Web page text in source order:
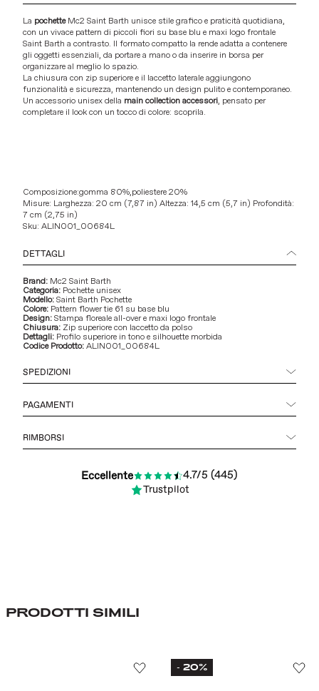
La pochetteMc2 Saint Barth unisce stile grafico e praticità quotidiana,
con un vivace pattern di piccoli fiori su base blu e maxi logo frontale
Saint Barth a contrasto. Il formato compatto la rende adatta a contenere
gli oggetti essenziali, da portare a mano o da inserire in borsa per
organizzare al meglio lo spazio.
La chiusura con zip superiore e il laccetto laterale aggiungono
funzionalità e sicurezza, mantenendo un design pulito e contemporaneo.
Un accessorio unisex della main collection accessori, pensato per
completare il look con un tocco di colore: scoprila.
Composizione:gomma 80%,poliestere 20%
Misure: Larghezza: 20 cm (7,87 in) Altezza: 14,5 cm (5,7 in) Profondità:
7 cm (2,75 in)
Sku: ALIN001_00684L
DETTAGLI
Brand: Mc2 Saint Barth
Categoria: Pochette unisex
Modello: Saint Barth Pochette
Colore: Pattern flower tie 61 su base blu
Design: Stampa floreale all-over e maxi logo frontale
Chiusura: Zip superiore con laccetto da polso
Dettagli: Profilo superiore in tono e silhouette morbida
Codice Prodotto: ALIN001_00684L
SPEDIZIONI
PAGAMENTI
RIMBORSI
Eccellente 4.7/5 (445)
Trustpilot
PRODOTTI SIMILI
- 20%